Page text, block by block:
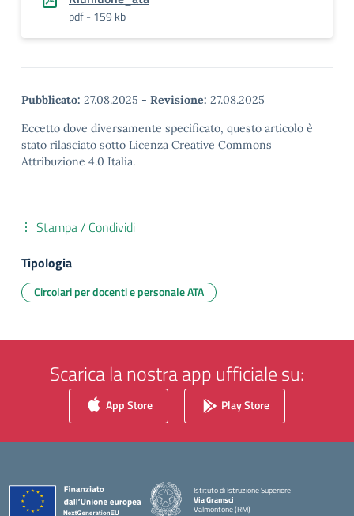
pdf - 159 kb
Pubblicato: 27.08.2025 - Revisione: 27.08.2025
Eccetto dove diversamente specificato, questo articolo è
stato rilasciato sotto Licenza Creative Commons
Attribuzione 4.0 Italia.
Stampa / Condividi
Tipologia
Circolari per docenti e personale ATA
Scarica la nostra app ufficiale su:
App Store Play Store
Istituto di Istruzione Superiore
Via Gramsci
Valmontone (RM)